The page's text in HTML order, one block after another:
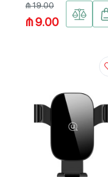
₼ 19.00
₼ 9.00